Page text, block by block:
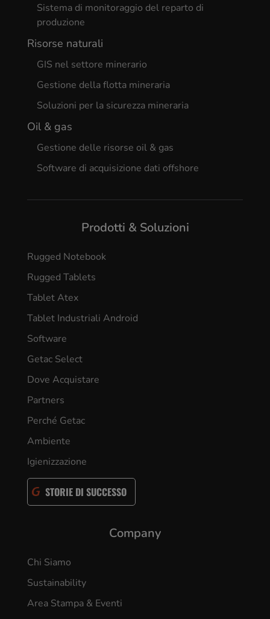
Sistema di monitoraggio del reparto di
produzione
Risorse naturali
GIS nel settore minerario
Gestione della flotta mineraria
Soluzioni per la sicurezza mineraria
Oil & gas
Gestione delle risorse oil & gas
Software di acquisizione dati offshore
Prodotti & Soluzioni
Rugged Notebook
Rugged Tablets
Tablet Atex
Tablet Industriali Android
Software
Getac Select
Dove Acquistare
Partners
Perché Getac
Ambiente
Igienizzazione
STORIE DI SUCCESSO
Company
Chi Siamo
Sustainability
Area Stampa & Eventi